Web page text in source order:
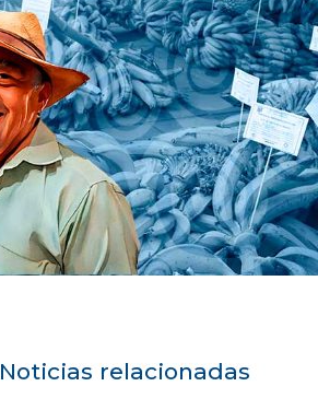
Noticias relacionadas